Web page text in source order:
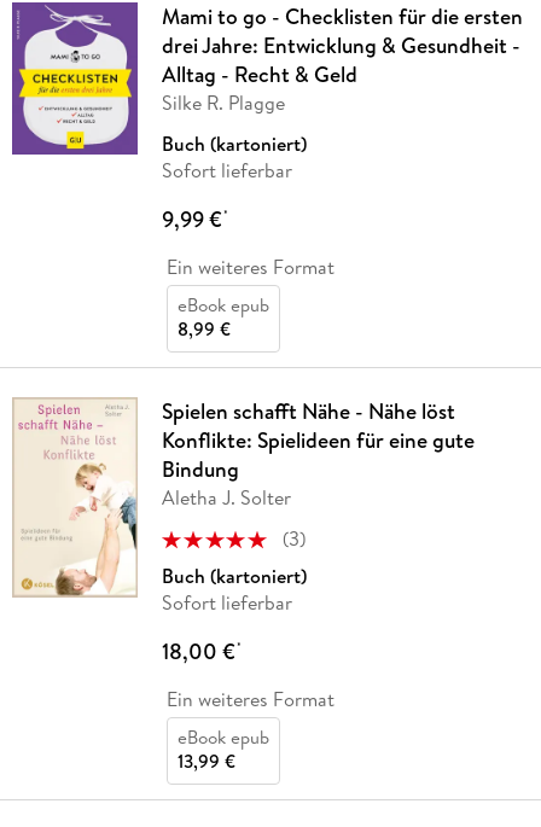
Mami to go - Checklisten für die ersten
drei Jahre: Entwicklung & Gesundheit -
Alltag - Recht & Geld
Silke R. Plagge
Buch (kartoniert)
Sofort lieferbar
9,99 €*
Ein weiteres Format
eBook epub
8,99 €
Spielen schafft Nähe - Nähe löst
Konflikte: Spielideen für eine gute
Bindung
Aletha J. Solter
(3)
Buch (kartoniert)
Sofort lieferbar
18,00 €*
Ein weiteres Format
eBook epub
13,99 €